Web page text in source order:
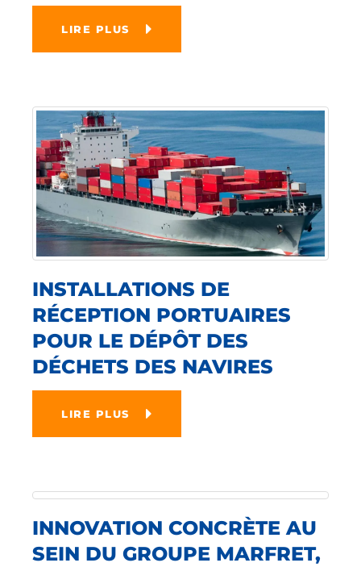
LIRE PLUS
INSTALLATIONS DE
RÉCEPTION PORTUAIRES
POUR LE DÉPÔT DES
DÉCHETS DES NAVIRES
LIRE PLUS
INNOVATION CONCRÈTE AU
SEIN DU GROUPE MARFRET,